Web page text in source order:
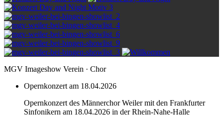
MGV Imageshow Verein · Chor
Opernkonzert am 18.04.2026
Opernkonzert des Männerchor Weiler mit den Frankfurter
Sinfonikern am 18.04.2026 in der Rhein-Nahe-Halle